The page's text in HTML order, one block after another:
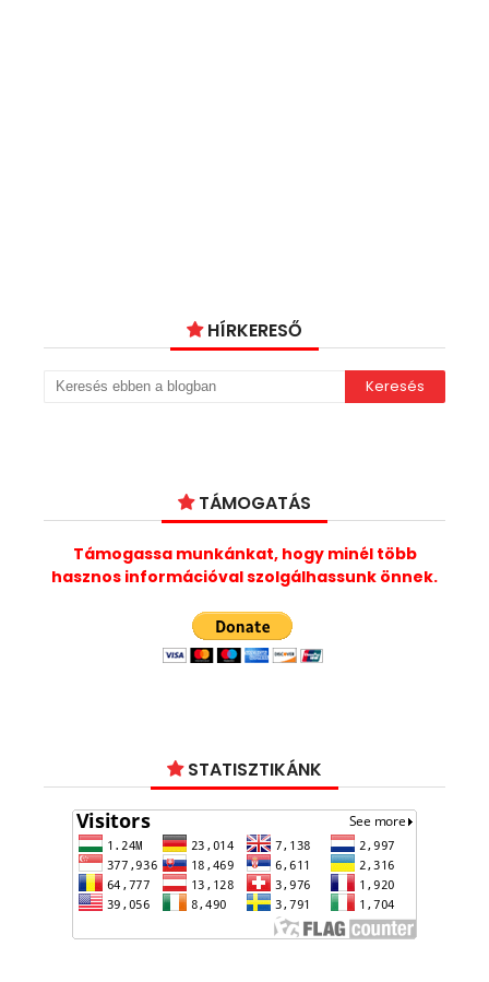
HÍRKERESŐ
TÁMOGATÁS
Támogassa munkánkat, hogy minél több
hasznos információval szolgálhassunk önnek.
STATISZTIKÁNK